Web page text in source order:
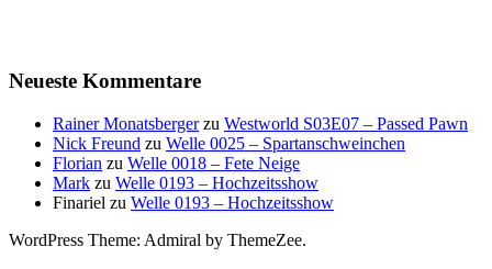
Neueste Kommentare
Rainer Monatsbergerzu Westworld S03E07 – Passed Pawn
Nick Freund zu Welle 0025 – Spartanschweinchen
Florian zu Welle 0018 – Fete Neige
Mark zu Welle 0193 – Hochzeitsshow
Finariel zu Welle 0193 – Hochzeitsshow
WordPress Theme: Admiral by ThemeZee.